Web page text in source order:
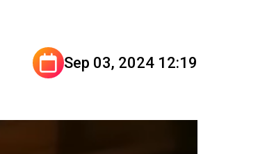
Sep 03, 2024 12:19